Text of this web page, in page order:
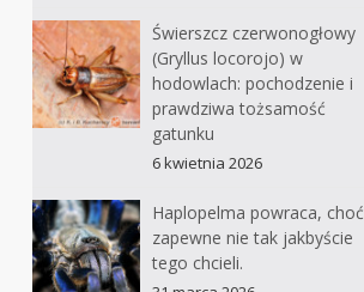
Świerszcz czerwonogłowy
(Gryllus locorojo) w
hodowlach: pochodzenie i
prawdziwa tożsamość
gatunku
6 kwietnia 2026
Haplopelma powraca, choć
zapewne nie tak jakbyście
tego chcieli.